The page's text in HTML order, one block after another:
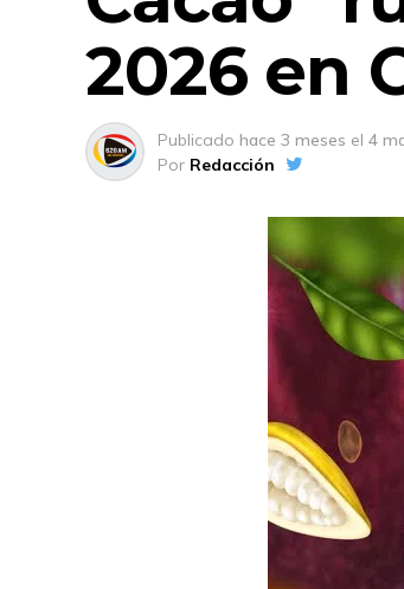
2026 en
Publicado hace 3 meses el 4
Por Redacción